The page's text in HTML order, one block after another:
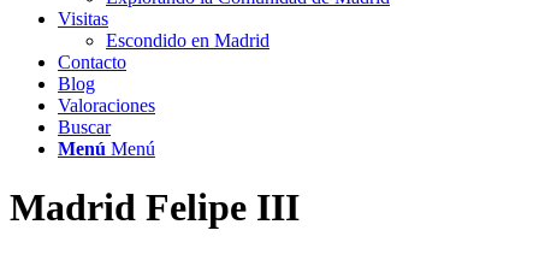
Visitas
Escondido en Madrid
Contacto
Blog
Valoraciones
Buscar
Menú Menú
Madrid Felipe III